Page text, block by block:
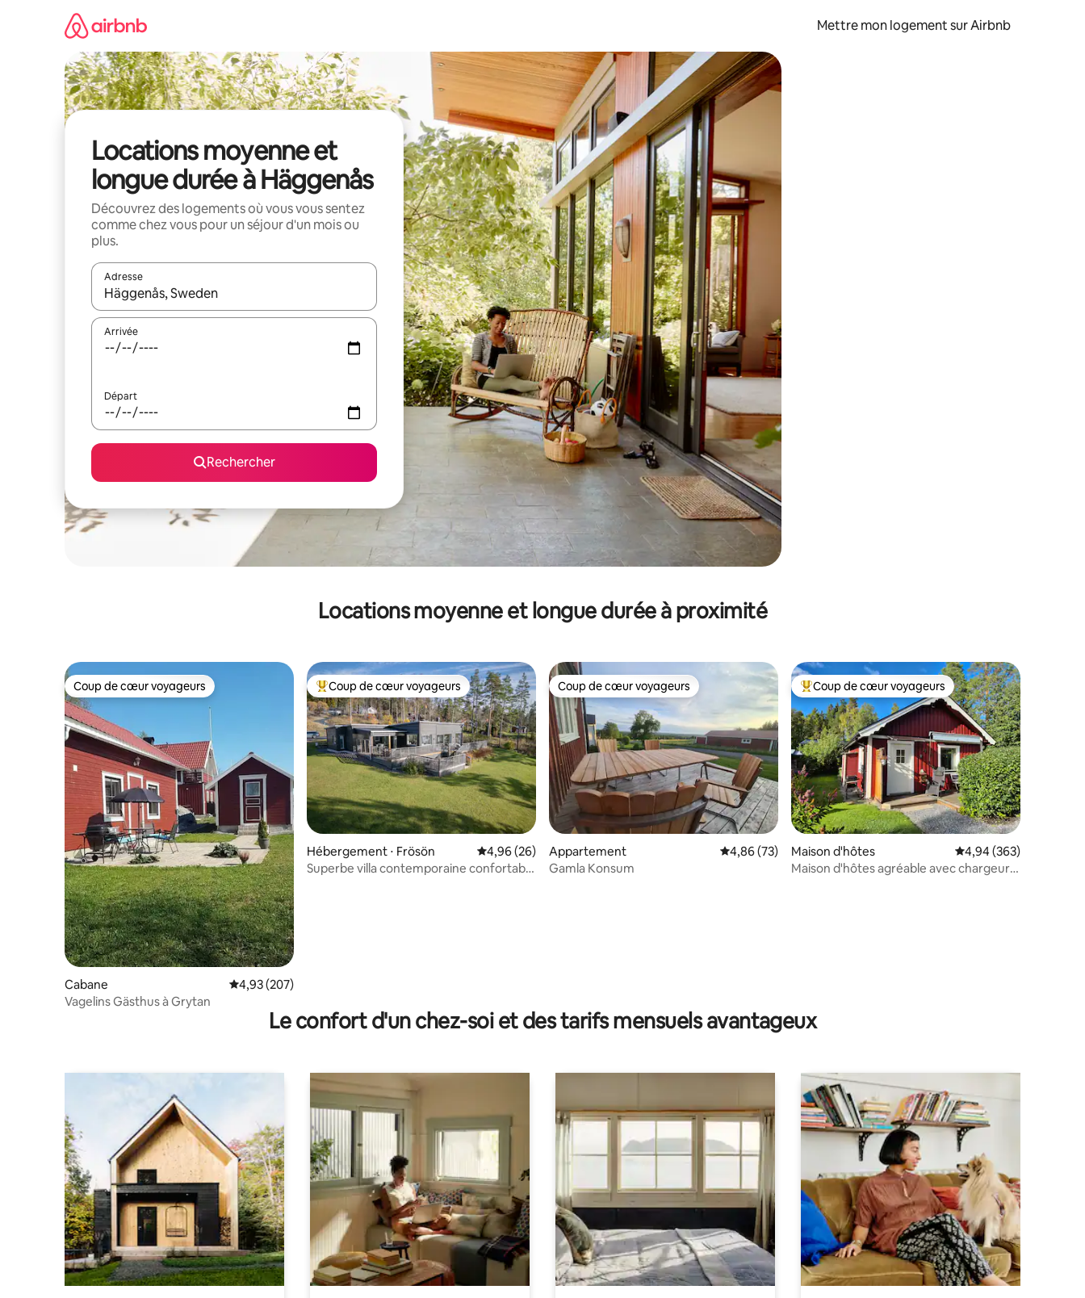
Mettre mon logement sur Airbnb
Locations moyenne et
longue durée à Häggenås
Découvrez des logements où vous vous sentez
comme chez vous pour un séjour d'un mois ou
plus.
Adresse
Lorsque les résultats s'affichent, utilisez les flèches vers le haut et vers le bas pour les parcourir ou en appuyant et en faisant glisser.
Arrivée
Départ
Rechercher
Locations moyenne et longue durée à proximité
Coup de cœur voyageurs
Coup de cœur voyageurs
Cabane Évaluation moyenne sur la base de 207 commentaires : 4,93 sur 5
4,93 (207)
Vagelins Gästhus à Grytan
Coups de cœur voyageurs les plus appréciés
Coup de cœur voyageurs
Hébergement ⋅ Frösön Évaluation moyenne sur la base de 26 commentaires : 4,96 sur 5
4,96 (26)
Superbe villa contemporaine confortable
Coup de cœur voyageurs
Coup de cœur voyageurs
Appartement Évaluation moyenne sur la base de 73 commentaires : 4,86 sur 5
4,86 (73)
Gamla Konsum
Coups de cœur voyageurs les plus appréciés
Coup de cœur voyageurs
Maison d'hôtes Évaluation moyenne
4,94 (363)
Maison d'hôtes agréable avec chargeur
Le confort d'un chez-soi et des tarifs mensuels avantageux